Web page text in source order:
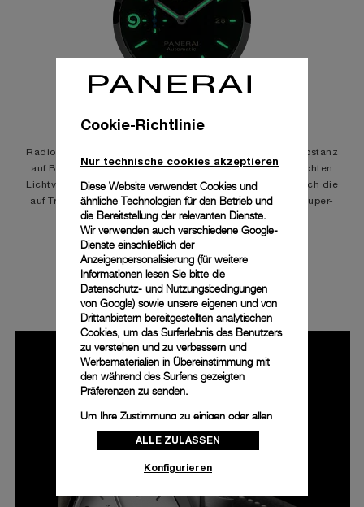
Radiomir, die erste Leuchtfarbe von Panerai, war eine Substanz
auf Basis von Radium, die das Zifferblatt auch bei schlechten
Lichtverhältnissen sichtbar machte. Sie wurde später durch die
auf Tritium basierende Farbe Luminor und heute durch Super-
LumiNova® ersetzt.
LUMINOR MARINA – 44MM – PAM01314
Cookie-Richtlinie
Nur technische cookies akzeptieren
Diese Website verwendet Cookies und
ähnliche Technologien für den Betrieb und
die Bereitstellung der relevanten Dienste.
Wir verwenden auch verschiedene Google-
Dienste einschließlich der
Anzeigenpersonalisierung (für weitere
Informationen lesen Sie bitte die
Datenschutz- und Nutzungsbedingungen
von Google) sowie unsere eigenen und von
Drittanbietern bereitgestellten analytischen
Cookies, um das Surferlebnis des Benutzers
zu verstehen und zu verbessern und
Werbematerialien in Übereinstimmung mit
den während des Surfens gezeigten
Präferenzen zu senden.
Um Ihre Zustimmung zu einigen oder allen
Cookies zu ändern oder zu widerrufen,
klicken Sie auf „Konfigurieren“, oder lesen
Klicken Sie auf „Alle zulassen“, um Ihr
ALLE ZULASSEN
Konfigurieren